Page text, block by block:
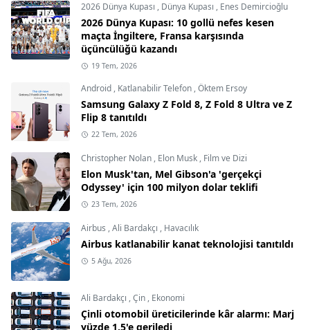
2026 Dünya Kupası , Dünya Kupası , Enes Demircioğlu
2026 Dünya Kupası: 10 gollü nefes kesen
maçta İngiltere, Fransa karşısında
üçüncülüğü kazandı
19 Tem, 2026
Android , Katlanabilir Telefon ,Öktem Ersoy
Samsung Galaxy Z Fold 8, Z Fold 8 Ultra ve Z
Flip 8 tanıtıldı
22 Tem, 2026
Christopher Nolan , Elon Musk , Film ve Dizi
Elon Musk'tan, Mel Gibson'a 'gerçekçi
Odyssey' için 100 milyon dolar teklifi
23 Tem, 2026
Airbus ,Ali Bardakçı , Havacılık
Airbus katlanabilir kanat teknolojisi tanıtıldı
5 Ağu, 2026
Ali Bardakçı ,Çin , Ekonomi
Çinli otomobil üreticilerinde kâr alarmı: Marj
yüzde 1,5'e geriledi